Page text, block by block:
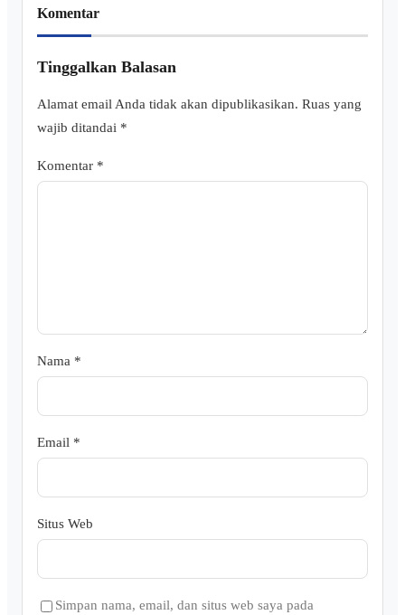
Komentar
Tinggalkan Balasan
Alamat email Anda tidak akan dipublikasikan. Ruas yang
wajib ditandai *
Komentar *
Nama *
Email *
Situs Web
Simpan nama, email, dan situs web saya pada